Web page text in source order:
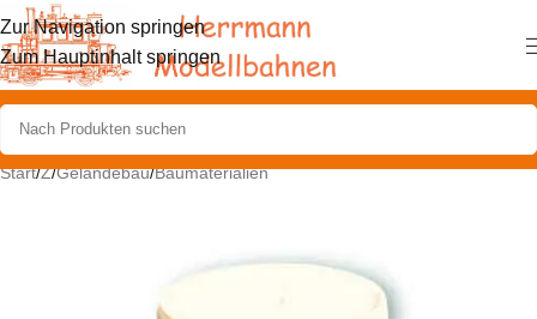
Zur Navigation springen
Zum Hauptinhalt springen
Start/Z/Geländebau/Baumaterialien